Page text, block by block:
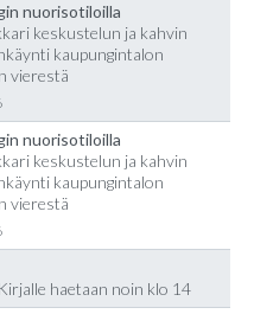
nuorisotiloilla
keskustelun ja kahvin
kaupungintalon
vierestä
nuorisotiloilla
keskustelun ja kahvin
kaupungintalon
vierestä
haetaan noin klo 14